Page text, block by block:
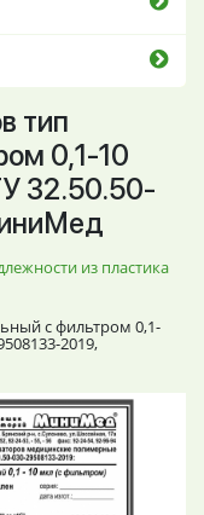
тип
0,1-10
32.50.50-
из пластика
с фильтром 0,1-
2019,